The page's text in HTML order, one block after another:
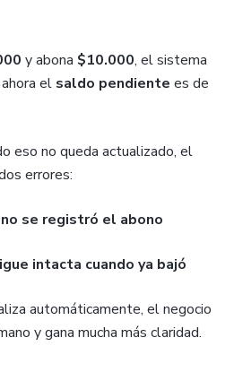
y abona $10.000, el sistema
el saldo pendiente es de
eso no queda actualizado, el
errores:
se registró el abono
intacta cuando ya bajó
automáticamente, el negocio
y gana mucha más claridad.